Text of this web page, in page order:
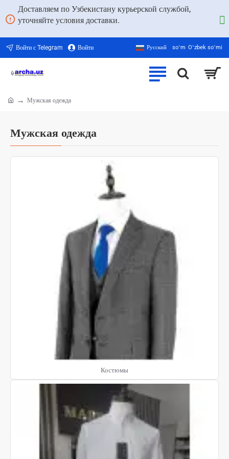
Доставляем по Узбекистану курьерской службой,
уточняйте условия доставки.
Войти с Telegram Войти Русский soʻm Oʻzbek soʻmi
Мужская одежда
Мужская одежда
Костюмы